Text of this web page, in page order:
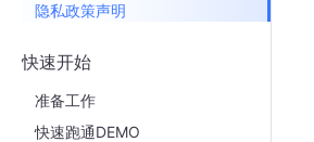
隐私政策声明
快速开始
准备工作
快速跑通DEMO